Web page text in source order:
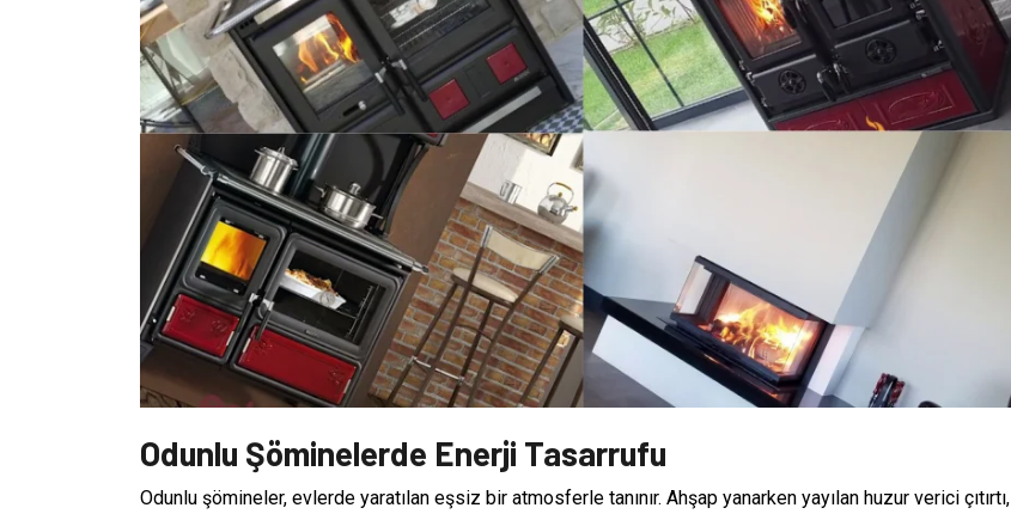
Odunlu Şöminelerde Enerji Tasarrufu
Odunlu şömineler, evlerde yaratılan eşsiz bir atmosferle tanınır. Ahşap yanarken yayılan huzur verici çıtırtı,